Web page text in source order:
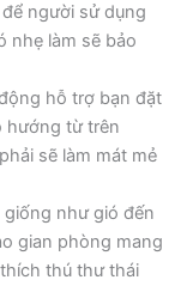
người sử dụng
nhẹ làm sẽ bảo
hỗ trợ bạn đặt
hướng từ trên
sẽ làm mát mẻ
như gió đến
gian phòng mang
thú thư thái